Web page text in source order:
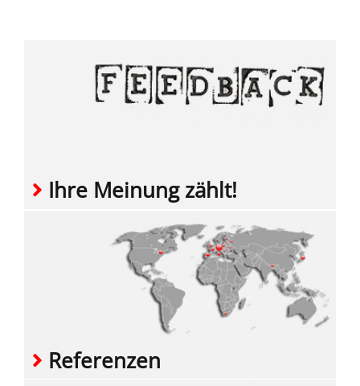
Ihre Meinung zählt!
Referenzen